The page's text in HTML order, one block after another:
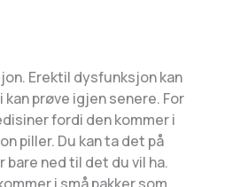
Erektil dysfunksjon kan
prøve igjen senere. For
fordi den kommer i
piller. Du kan ta det på
ned til det du vil ha.